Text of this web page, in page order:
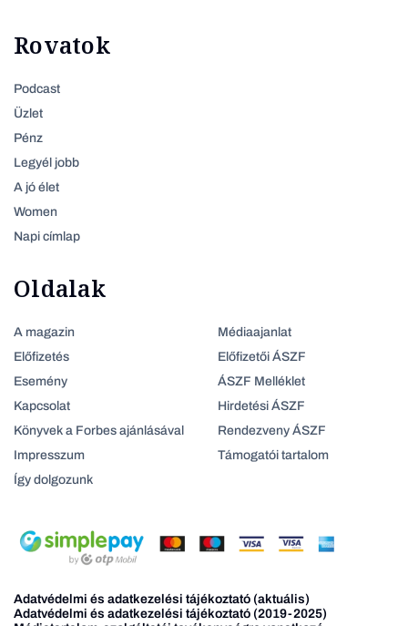
Rovatok
Podcast
Üzlet
Pénz
Legyél jobb
A jó élet
Women
Napi címlap
Oldalak
A magazin
Előfizetés
Esemény
Kapcsolat
Könyvek a Forbes ajánlásával
Impresszum
Így dolgozunk
Médiaajanlat
Előfizetői ÁSZF
ÁSZF Melléklet
Hirdetési ÁSZF
Rendezveny ÁSZF
Támogatói tartalom
Adatvédelmi és adatkezelési tájékoztató (aktuális)
Adatvédelmi és adatkezelési tájékoztató (2019-2025)